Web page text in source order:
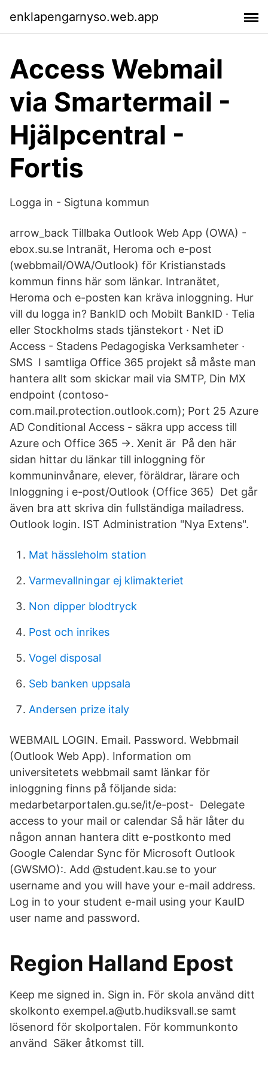
enklapengarnyso.web.app
Access Webmail
via Smartermail -
Hjälpcentral -
Fortis
Logga in - Sigtuna kommun
arrow_back Tillbaka Outlook Web App (OWA) -
ebox.su.se Intranät, Heroma och e-post
(webbmail/OWA/Outlook) för Kristianstads
kommun finns här som länkar. Intranätet,
Heroma och e-posten kan kräva inloggning. Hur
vill du logga in? BankID och Mobilt BankID · Telia
eller Stockholms stads tjänstekort · Net iD
Access - Stadens Pedagogiska Verksamheter ·
SMS I samtliga Office 365 projekt så måste man
hantera allt som skickar mail via SMTP, Din MX
endpoint (contoso-
com.mail.protection.outlook.com); Port 25 Azure
AD Conditional Access - säkra upp access till
Azure och Office 365 →. Xenit är På den här
sidan hittar du länkar till inloggning för
kommuninvånare, elever, föräldrar, lärare och
Inloggning i e-post/Outlook (Office 365) Det går
även bra att skriva din fullständiga mailadress.
Outlook login. IST Administration "Nya Extens".
Mat hässleholm station
Varmevallningar ej klimakteriet
Non dipper blodtryck
Post och inrikes
Vogel disposal
Seb banken uppsala
Andersen prize italy
WEBMAIL LOGIN. Email. Password. Webbmail
(Outlook Web App). Information om
universitetets webbmail samt länkar för
inloggning finns på följande sida:
medarbetarportalen.gu.se/it/e-post- Delegate
access to your mail or calendar Så här låter du
någon annan hantera ditt e-postkonto med
Google Calendar Sync för Microsoft Outlook
(GWSMO):. Add @student.kau.se to your
username and you will have your e-mail address.
Log in to your student e-mail using your KauID
user name and password.
Region Halland Epost
Keep me signed in. Sign in. För skola använd ditt
skolkonto exempel.a@utb.hudiksvall.se samt
lösenord för skolportalen. För kommunkonto
använd Säker åtkomst till.